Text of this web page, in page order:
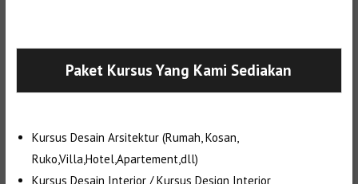
Paket Kursus Yang Kami Sediakan
Kursus Desain Arsitektur (Rumah, Kosan,
Ruko,Villa,Hotel,Apartement,dll)
Kursus Desain Interior / Kursus Design Interior